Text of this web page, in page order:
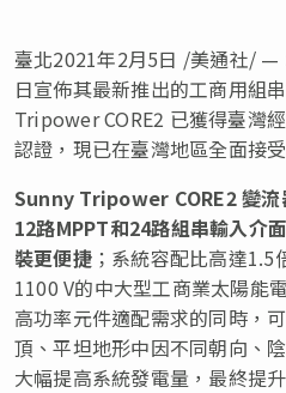
臺北2021年2月5日 /美通社/ —
日宣佈其最新推出的工商用組
Tripower CORE2 已獲得臺灣
認證，現已在臺灣地區全面接
Sunny Tripower CORE2 變
12路MPPT和24路組串輸入介
裝更便捷；系統容配比高達1.5
1100 V的中大型工商業太陽能
高功率元件適配需求的同時，
頂、平坦地形中因不同朝向、
大幅提高系統發電量，最終提